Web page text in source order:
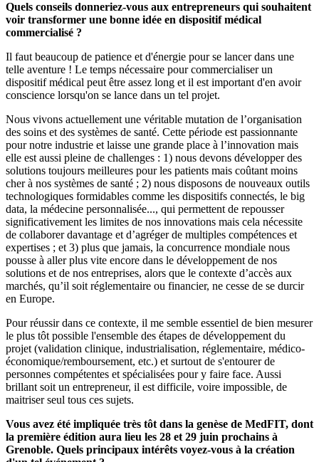
Quels conseils donneriez-vous aux entrepreneurs qui souhaitent
voir transformer une bonne idée en dispositif médical
commercialisé ?
Il faut beaucoup de patience et d'énergie pour se lancer dans une
telle aventure ! Le temps nécessaire pour commercialiser un
dispositif médical peut être assez long et il est important d'en avoir
conscience lorsqu'on se lance dans un tel projet.
Nous vivons actuellement une véritable mutation de l’organisation
des soins et des systèmes de santé. Cette période est passionnante
pour notre industrie et laisse une grande place à l’innovation mais
elle est aussi pleine de challenges : 1) nous devons développer des
solutions toujours meilleures pour les patients mais coûtant moins
cher à nos systèmes de santé ; 2) nous disposons de nouveaux outils
technologiques formidables comme les dispositifs connectés, le big
data, la médecine personnalisée..., qui permettent de repousser
significativement les limites de nos innovations mais cela nécessite
de collaborer davantage et d’agréger de multiples compétences et
expertises ; et 3) plus que jamais, la concurrence mondiale nous
pousse à aller plus vite encore dans le développement de nos
solutions et de nos entreprises, alors que le contexte d’accès aux
marchés, qu’il soit réglementaire ou financier, ne cesse de se durcir
en Europe.
Pour réussir dans ce contexte, il me semble essentiel de bien mesurer
le plus tôt possible l'ensemble des étapes de développement du
projet (validation clinique, industrialisation, réglementaire, médico-
économique/remboursement, etc.) et surtout de s'entourer de
personnes compétentes et spécialisées pour y faire face. Aussi
brillant soit un entrepreneur, il est difficile, voire impossible, de
maitriser seul tous ces sujets.
Vous avez été impliquée très tôt dans la genèse de MedFIT, dont
la première édition aura lieu les 28 et 29 juin prochains à
Grenoble. Quels principaux intérêts voyez-vous à la création